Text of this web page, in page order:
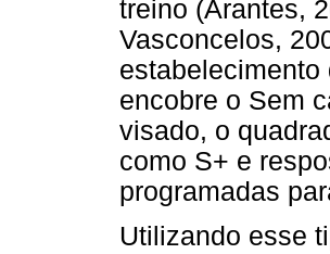
treino (Arantes,
Vasconcelos,
encobre o Sem
visado, o
como S+ e
programadas
Utilizando esse